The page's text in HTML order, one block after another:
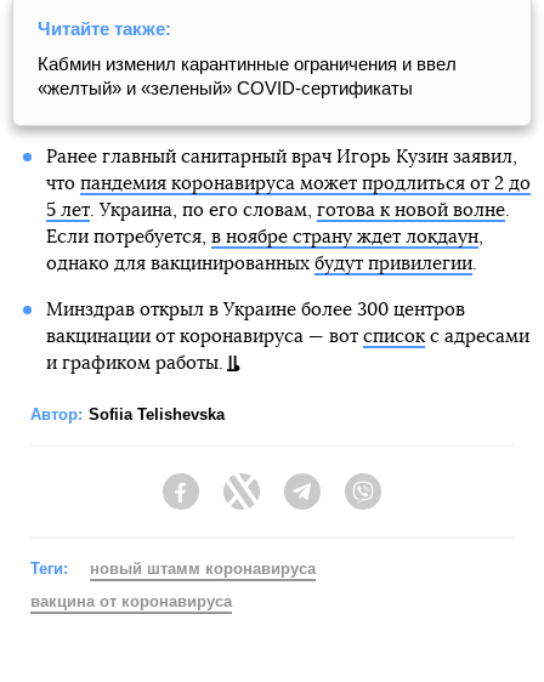
Читайте также:
Кабмин изменил карантинные ограничения и ввел
«желтый» и «зеленый» COVID-сертификаты
Ранее главный санитарный врач Игорь Кузин заявил,
что пандемия коронавируса может продлиться от 2 до
5 лет. Украина, по его словам, готова к новой волне.
Если потребуется, в ноябре страну ждет локдаун,
однако для вакцинированных будут привилегии.
Минздрав открыл в Украине более 300 центров
вакцинации от коронавируса — вот списокс адресами
и графиком работы.
Автор: Sofiia Telishevska
FacebookTwitter Telegram
Теги:
новый штамм коронавируса
вакцина от коронавируса